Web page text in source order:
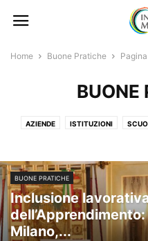
Home Buone Pratiche
BUONE
AZIENDE ISTITUZIONI
BUONE PRATICHE
Inclusione
Milano,...